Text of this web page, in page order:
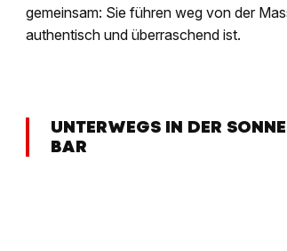
gemeinsam: Sie führen weg von der
authentisch und überraschend ist.
UNTERWEGS IN DER
BAR